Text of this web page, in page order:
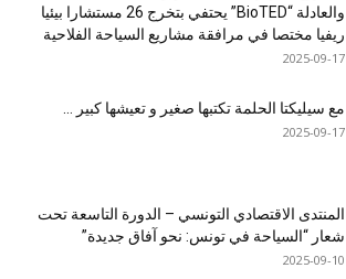
والعادلة “BioTED” يحتفي بتخرج 26 مستشارا بيئيا
ريفيا مختصا في مرافقة مشاريع السياحة الفلاحية
2025-09-17
مع سيليكتا الحلمة تكتبها صغير و تعيشها كبير …
2025-09-17
المنتدى الاقتصادي التونسي – الدورة التاسعة تحت
شعار “السياحة في تونس: نحو آفاق جديدة”
2025-09-10